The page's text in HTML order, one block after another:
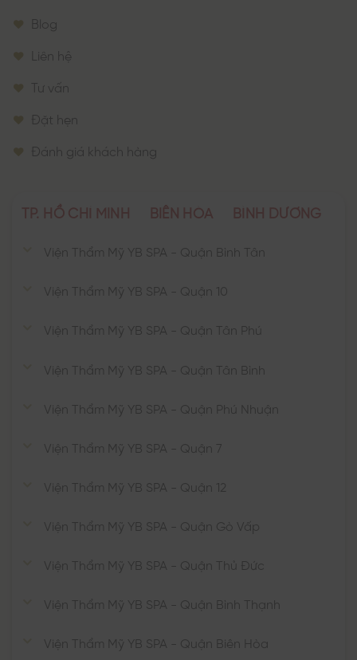
Blog
Liên hệ
Tư vấn
Đặt hẹn
Đánh giá khách hàng
TP. HỒ CHÍ MINH BIÊN HÒA BÌNH DƯƠNG
Viện Thẩm Mỹ YB SPA - Quận Bình Tân
Viện Thẩm Mỹ YB SPA - Quận 10
Viện Thẩm Mỹ YB SPA - Quận Tân Phú
Viện Thẩm Mỹ YB SPA - Quận Tân Bình
Viện Thẩm Mỹ YB SPA - Quận Phú Nhuận
Viện Thẩm Mỹ YB SPA - Quận 7
Viện Thẩm Mỹ YB SPA - Quận 12
Viện Thẩm Mỹ YB SPA - Quận Gò Vấp
Viện Thẩm Mỹ YB SPA - Quận Thủ Đức
Viện Thẩm Mỹ YB SPA - Quận Bình Thạnh
Viện Thẩm Mỹ YB SPA - Quận Biên Hòa